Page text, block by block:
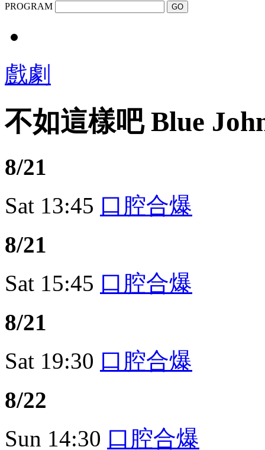
PROGRAM
GO
戲劇
不如這樣吧 Blue
8/21
Sat 13:45 口腔合爆
8/21
Sat 15:45 口腔合爆
8/21
Sat 19:30 口腔合爆
8/22
Sun 14:30 口腔合爆